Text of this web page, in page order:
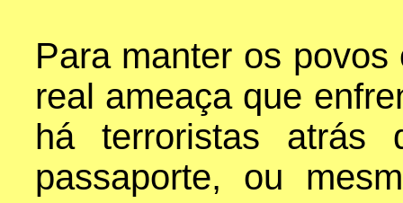
Para manter os
real ameaça que
há terroristas atrás
passaporte, ou